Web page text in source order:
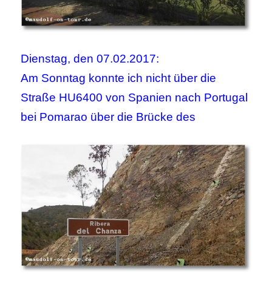
Dienstag, den 07.02.2017:
Am Sonntag konnte ich nicht über die
Straße HU6400 von Spanien nach Portugal
bei Pomarao über die Brücke des